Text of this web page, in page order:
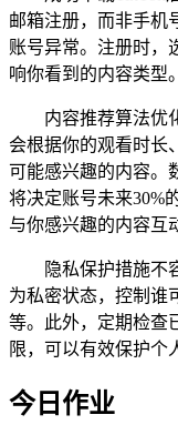
邮箱注册，而非手机
账号异常。注册时，
响你看到的内容类型。
内容推荐算法优
会根据你的观看时长
可能感兴趣的内容。
将决定账号未来30%
与你感兴趣的内容互
隐私保护措施不
为私密状态，控制谁
等。此外，定期检查
限，可以有效保护个
今日作业